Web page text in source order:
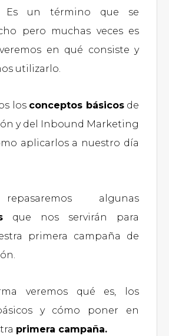
Es un término que se
pero muchas veces es
en qué consiste y
utilizarlo.
los conceptos básicosde
y del Inbound Marketing
aplicarlos a nuestro día
algunas
que nos servirán para
primera campaña de
veremos qué es, los
y cómo poner en
primera campaña.